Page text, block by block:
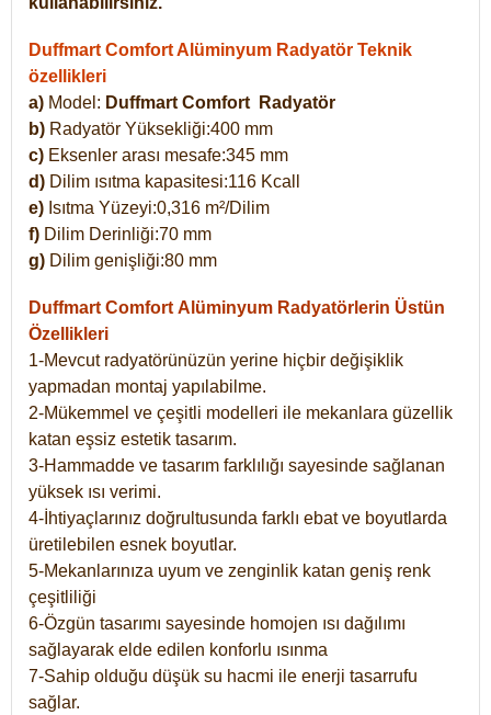
Duffmart Comfort Alüminyum Radyatör Teknik
özellikleri
a) Model: Duffmart Comfort
Radyatör
b) Radyatör Yüksekliği:400 mm
c) Eksenler arası mesafe:345 mm
d) Dilim ısıtma kapasitesi:116 Kcall
e) Isıtma Yüzeyi:0,316 m²/Dilim
f) Dilim Derinliği:70 mm
g) Dilim genişliği:80 mm
Duffmart Comfort Alüminyum Radyatörlerin Üstün
Özellikleri
1-Mevcut radyatörünüzün yerine hiçbir değişiklik
yapmadan montaj yapılabilme.
2-Mükemmel ve çeşitli modelleri ile mekanlara güzellik
katan eşsiz estetik tasarım.
3-Hammadde ve tasarım farklılığı sayesinde sağlanan
yüksek ısı verimi.
4-İhtiyaçlarınız doğrultusunda farklı ebat ve boyutlarda
üretilebilen esnek boyutlar.
5-Mekanlarınıza uyum ve zenginlik katan geniş renk
çeşitliliği
6-Özgün tasarımı sayesinde homojen ısı dağılımı
sağlayarak elde edilen konforlu ısınma
7-Sahip olduğu düşük su hacmi ile enerji tasarrufu
sağlar.